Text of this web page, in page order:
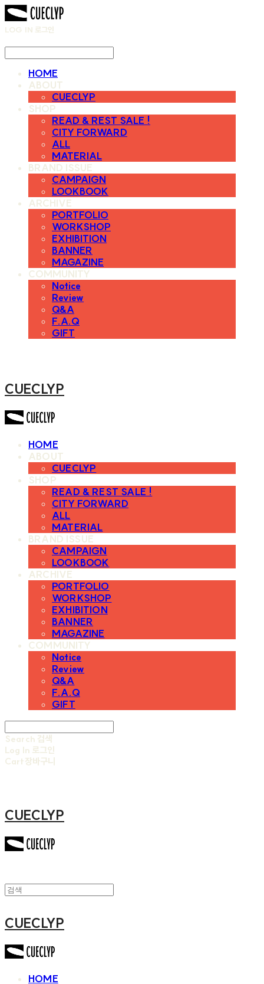
LOG IN 로그인
HOME
ABOUT
CUECLYP
SHOP
READ & REST SALE !
CITY FORWARD
ALL
MATERIAL
BRAND ISSUE
CAMPAIGN
LOOKBOOK
ARCHIVE
PORTFOLIO
WORKSHOP
EXHIBITION
BANNER
MAGAZINE
COMMUNITY
Notice
Review
Q&A
F.A.Q
GIFT
CUECLYP
HOME
ABOUT
CUECLYP
SHOP
READ & REST SALE !
CITY FORWARD
ALL
MATERIAL
BRAND ISSUE
CAMPAIGN
LOOKBOOK
ARCHIVE
PORTFOLIO
WORKSHOP
EXHIBITION
BANNER
MAGAZINE
COMMUNITY
Notice
Review
Q&A
F.A.Q
GIFT
Search 검색
Log In 로그인
Cart장바구니
CUECLYP
CUECLYP
HOME